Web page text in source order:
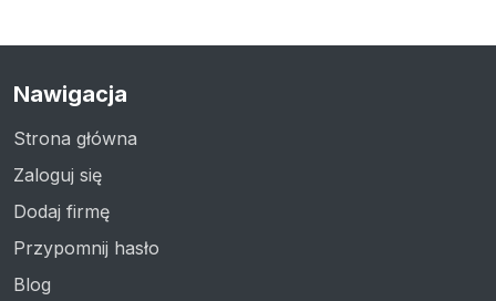
Nawigacja
Strona główna
Zaloguj się
Dodaj firmę
Przypomnij hasło
Blog